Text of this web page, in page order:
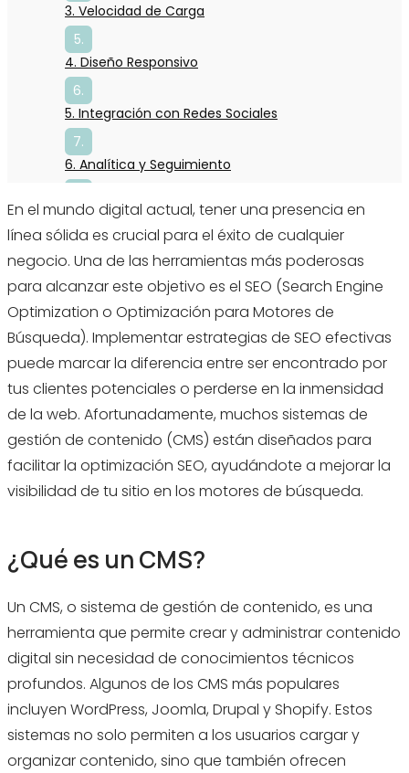
3. Velocidad de Carga
4. Diseño Responsivo
5. Integración con Redes Sociales
6. Analítica y Seguimiento
Conclusión
En el mundo digital actual, tener una presencia en
línea sólida es crucial para el éxito de cualquier
negocio. Una de las herramientas más poderosas
para alcanzar este objetivo es el SEO (Search Engine
Optimization o Optimización para Motores de
Búsqueda). Implementar estrategias de SEO efectivas
puede marcar la diferencia entre ser encontrado por
tus clientes potenciales o perderse en la inmensidad
de la web. Afortunadamente, muchos sistemas de
gestión de contenido (CMS) están diseñados para
facilitar la optimización SEO, ayudándote a mejorar la
visibilidad de tu sitio en los motores de búsqueda.
¿Qué es un CMS?
Un CMS, o sistema de gestión de contenido, es una
herramienta que permite crear y administrar contenido
digital sin necesidad de conocimientos técnicos
profundos. Algunos de los CMS más populares
incluyen WordPress, Joomla, Drupal y Shopify. Estos
sistemas no solo permiten a los usuarios cargar y
organizar contenido, sino que también ofrecen